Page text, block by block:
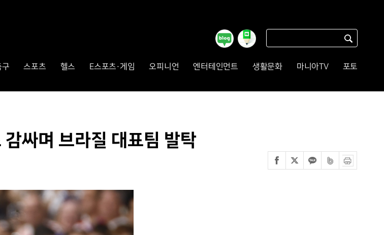
구 스포츠 헬스 E스포츠·게임 오피니언 엔터테인먼트 생활문화 마니아TV 포토
싸며 브라질 대표팀 발탁